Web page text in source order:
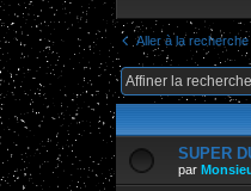
Aller à la
SUPER
par